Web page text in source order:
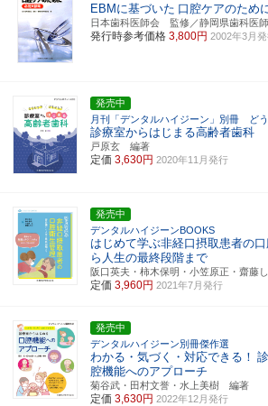
EBMに基づいた 口腔ケアのため
日本歯科医師会 監修／静岡県歯科医
発行時参考価格 3,800円 2002年3月
発売中
月刊「デンタルハイジーン」別冊 ど
診療室からはじまる高齢者歯科
戸原玄 編著
定価 3,630円 2020年11月発行
発売中
デンタルハイジーンBOOKS
はじめて学ぶ非経口摂取患者の
ら人生の最終段階まで
阪口英夫・柿木保明・小笠原正・齋藤
定価 3,960円 2021年7月発行
発売中
デンタルハイジーン別冊傑作選
わかる・気づく・対応できる！
腔機能へのアプローチ
菊谷武・田村文誉・水上美樹 編著
定価 3,630円 2022年12月発行